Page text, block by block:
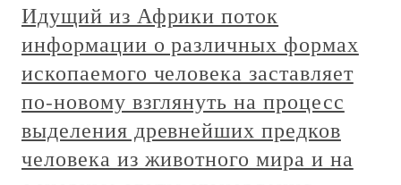
Идущий из Африки поток
информации о различных формах
ископаемого человека заставляет
по-новому взглянуть на процесс
выделения древнейших предков
человека из животного мира и на